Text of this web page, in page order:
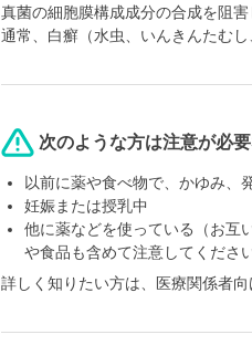
真菌の細胞膜構成成分の合成を阻
通常、白癬（水虫、いんきんたむ
次のような方は注意が必
以前に薬や食べ物で、かゆみ、
妊娠または授乳中
他に薬などを使っている（お互
や食品も含めて注意してください
詳しく知りたい方は、医療関係者